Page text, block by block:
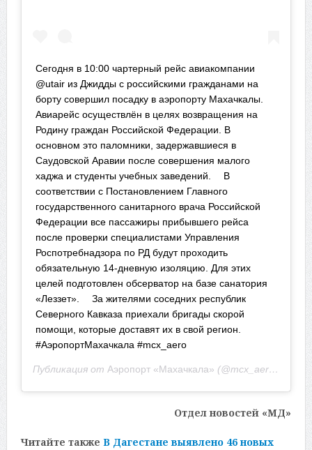
Сегодня в 10:00 чартерный рейс авиакомпании
@utair из Джидды с российскими гражданами на
борту совершил посадку в аэропорту Махачкалы. ⠀
Авиарейс осуществлён в целях возвращения на
Родину граждан Российской Федерации. В
основном это паломники, задержавшиеся в
Саудовской Аравии после совершения малого
хаджа и студенты учебных заведений. ⠀ В
соответствии с Постановлением Главного
государственного санитарного врача Российской
Федерации все пассажиры прибывшего рейса
после проверки специалистами Управления
Роспотребнадзора по РД будут проходить
обязательную 14-дневную изоляцию. Для этих
целей подготовлен обсерватор на базе санатория
«Леззет». ⠀ За жителями соседних республик
Северного Кавказа приехали бригады скорой
помощи, которые доставят их в свой регион. ⠀
#АэропортМахачкала #mcx_aero
Публикация от Аэропорт «Махачкала» (@mcx_aero) 22
Отдел новостей «МД»
Читайте также В Дагестане выявлено 46 новых